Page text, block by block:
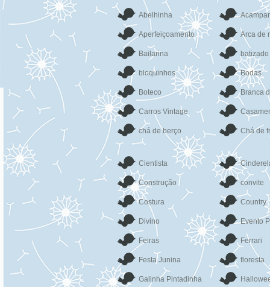
Abelhinha
Aperfeiçoamento Arca de
Bailarina batizado
bloquinhos Bodas
Boteco Branca
Carros Vintage
chá de berço Chá de
Cientista
Construção convite
Costura Country
Divino Evento
Feiras Ferrari
Festa Junina floresta
Galinha Pintadinha